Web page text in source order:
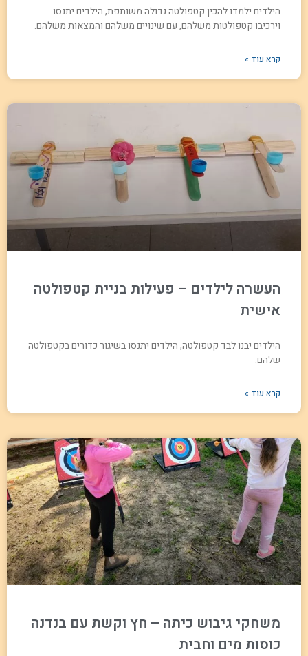
הילדים ילמדו להכין קטפולטה גדולה משותפת, הילדים יתנסו
וירכיבו קטפולטות משלהם, עם שינויים משלהם והמצאות משלהם.
קרא עוד »
העשרה לילדים – פעילות בניית קטפולטה
אישית
הילדים יבנו לבד קטפולטה, הילדים יתנסו בשיגור כדורים בקטפולטה
שלהם.
קרא עוד »
משחקי גיבוש כיתה – חץ וקשת עם בנדנה
כוסות מים וחבית